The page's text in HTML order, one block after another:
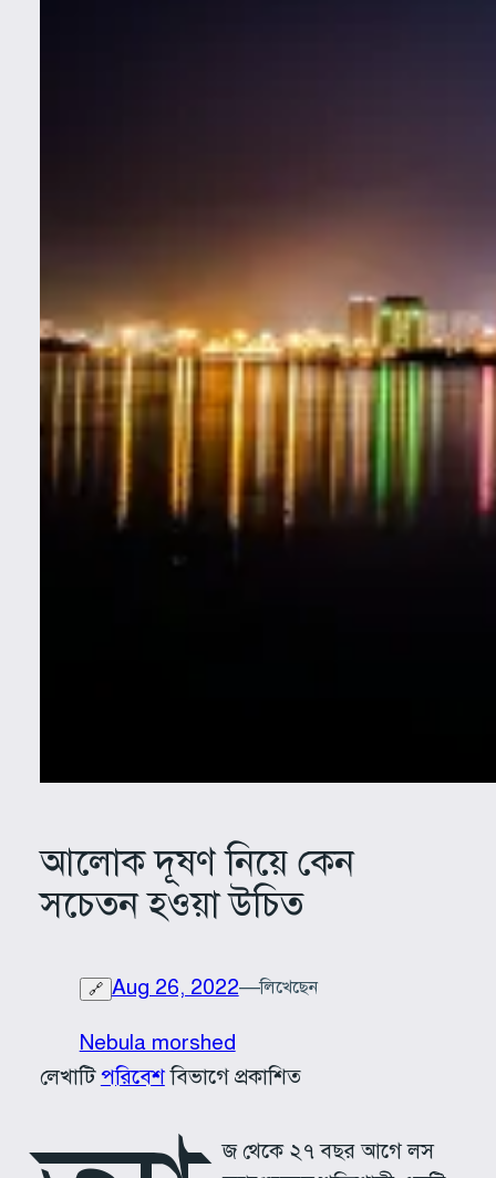
আলোক দূষণ নিয়ে কেন
সচেতন হওয়া উচিত
🔗 Aug 26, 2022—লিখেছেন
Nebula morshed
লেখাটিপরিবেশবিভাগে প্রকাশিত
জ থেকে ২৭ বছর আগে লস